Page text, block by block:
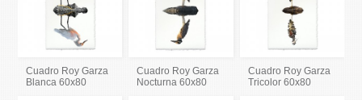
Cuadro Roy Garza
Blanca 60x80
Cuadro Roy Garza
Nocturna 60x80
Cuadro Roy Garza
Tricolor 60x80